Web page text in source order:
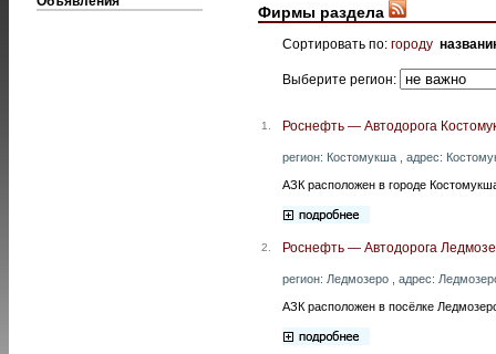
Фирмы раздела
Сортировать по: городу
Выберите регион:
1. Роснефть — Автодорога
регион: Костомукша , адрес:
АЗК расположен в городе
2. Роснефть — Автодорога
регион: Ледмозеро , адрес:
АЗК расположен в посёлке